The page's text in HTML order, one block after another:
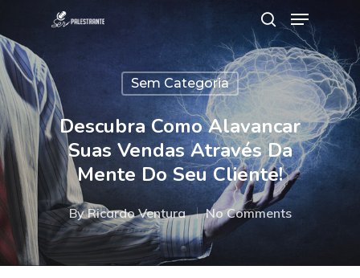
Hit enter to search or ESC to close
Sem Categoria
Descubra Como Alavancar
Suas Vendas Através Da
Mente Do Seu Cliente!
ByRicardo Ventura No Comments